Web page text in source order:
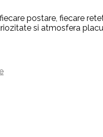
postare, fiecare
si atmosfera